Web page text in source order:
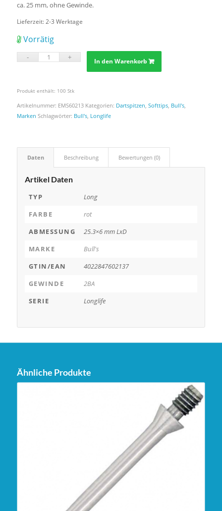
ca. 25 mm, ohne Gewinde.
Lieferzeit: 2-3 Werktage
Vorrätig
In den Warenkorb
Produkt enthält: 100 Stk
Artikelnummer: EMS60213 Kategorien: Dartspitzen, Softtips, Bull's,
Marken Schlagwörter: Bull's, Longlife
Daten Beschreibung Bewertungen (0)
Artikel Daten
TYP
Long
FARBE
rot
ABMESSUNG
25.3×6 mm LxD
MARKE
Bull's
GTIN/EAN
4022847602137
GEWINDE
2BA
SERIE
Longlife
Ähnliche Produkte